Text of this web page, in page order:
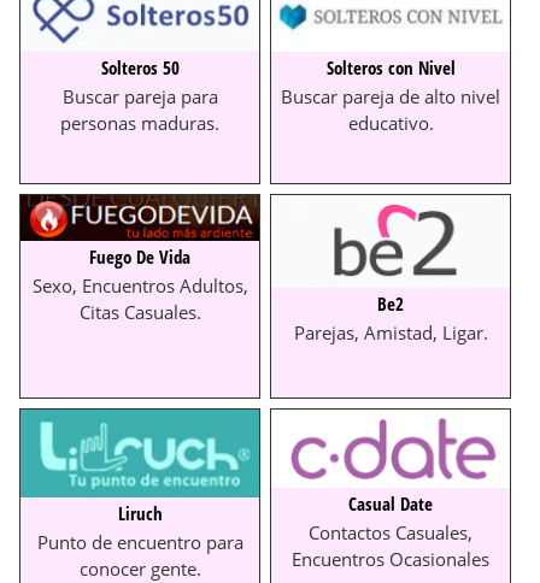
Solteros 50
Buscar pareja para
personas maduras.
Solteros con Nivel
Buscar pareja de alto nivel
educativo.
Fuego De Vida
Sexo, Encuentros Adultos,
Citas Casuales.
Be2
Parejas, Amistad, Ligar.
Liruch
Punto de encuentro para
conocer gente.
Casual Date
Contactos Casuales,
Encuentros Ocasionales